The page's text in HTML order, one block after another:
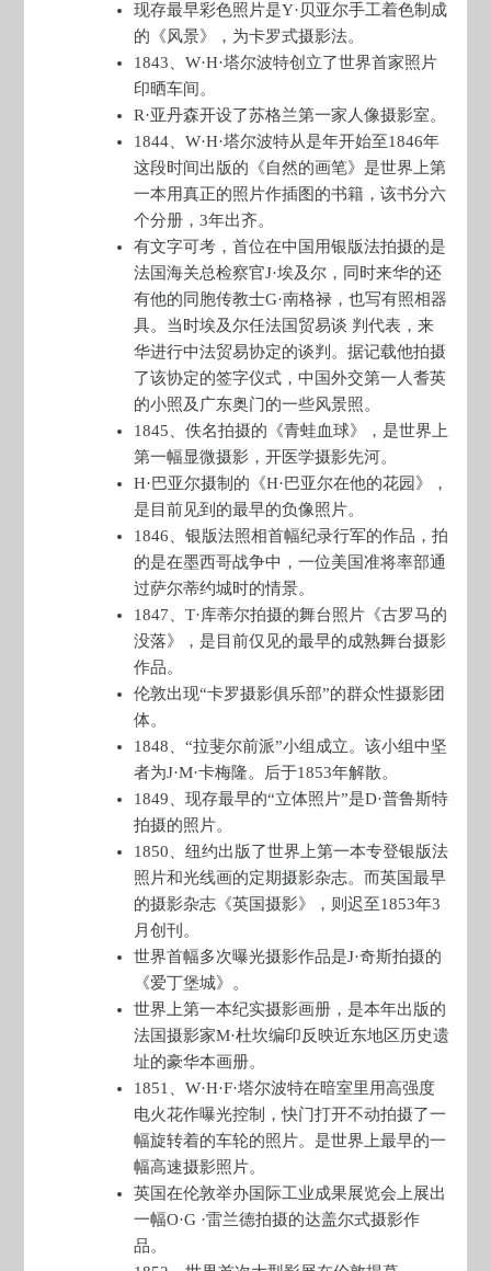
现存最早彩色照片是Y·贝亚尔手工着色制成
的《风景》，为卡罗式摄影法。
1843、W·H·塔尔波特创立了世界首家照片
印晒车间。
R·亚丹森开设了苏格兰第一家人像摄影室。
1844、W·H·塔尔波特从是年开始至1846年
这段时间出版的《自然的画笔》是世界上第
一本用真正的照片作插图的书籍，该书分六
个分册，3年出齐。
有文字可考，首位在中国用银版法拍摄的是
法国海关总检察官J·埃及尔，同时来华的还
有他的同胞传教士G·南格禄，也写有照相器
具。当时埃及尔任法国贸易谈 判代表，来
华进行中法贸易协定的谈判。据记载他拍摄
了该协定的签字仪式，中国外交第一人耆英
的小照及广东奥门的一些风景照。
1845、佚名拍摄的《青蛙血球》，是世界上
第一幅显微摄影，开医学摄影先河。
H·巴亚尔摄制的《H·巴亚尔在他的花园》，
是目前见到的最早的负像照片。
1846、银版法照相首幅纪录行军的作品，拍
的是在墨西哥战争中，一位美国准将率部通
过萨尔蒂约城时的情景。
1847、T·库蒂尔拍摄的舞台照片《古罗马的
没落》，是目前仅见的最早的成熟舞台摄影
作品。
伦敦出现“卡罗摄影俱乐部”的群众性摄影团
体。
1848、“拉斐尔前派”小组成立。该小组中坚
者为J·M·卡梅隆。后于1853年解散。
1849、现存最早的“立体照片”是D·普鲁斯特
拍摄的照片。
1850、纽约出版了世界上第一本专登银版法
照片和光线画的定期摄影杂志。而英国最早
的摄影杂志《英国摄影》，则迟至1853年3
月创刊。
世界首幅多次曝光摄影作品是J·奇斯拍摄的
《爱丁堡城》。
世界上第一本纪实摄影画册，是本年出版的
法国摄影家M·杜坎编印反映近东地区历史遗
址的豪华本画册。
1851、W·H·F·塔尔波特在暗室里用高强度
电火花作曝光控制，快门打开不动拍摄了一
幅旋转着的车轮的照片。是世界上最早的一
幅高速摄影照片。
英国在伦敦举办国际工业成果展览会上展出
一幅O·G ·雷兰德拍摄的达盖尔式摄影作
品。